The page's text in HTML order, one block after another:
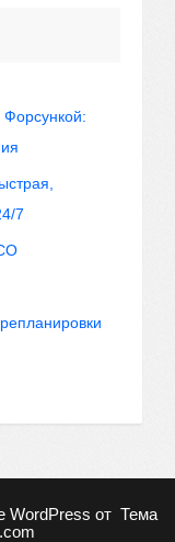
Форсункой:
7
WordPress от Тема